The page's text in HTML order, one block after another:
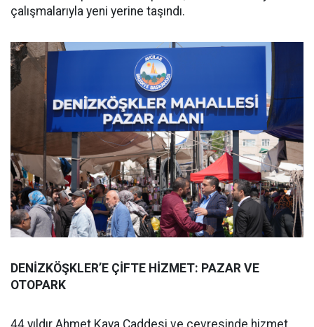
çalışmalarıyla yeni yerine taşındı.
DENİZKÖŞKLER’E ÇİFTE HİZMET: PAZAR VE
OTOPARK